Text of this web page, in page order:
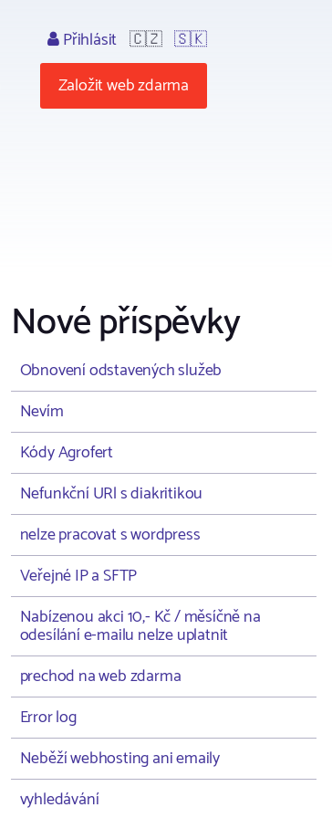
Přihlásit 🇨🇿 🇸🇰
Založit web zdarma
Nové příspěvky
Obnovení odstavených služeb
Nevím
Kódy Agrofert
Nefunkční URl s diakritikou
nelze pracovat s wordpress
Veřejné IP a SFTP
Nabízenou akci 10,- Kč / měsíčně na
odesílání e-mailu nelze uplatnit
prechod na web zdarma
Error log
Neběží webhosting ani emaily
vyhledávání